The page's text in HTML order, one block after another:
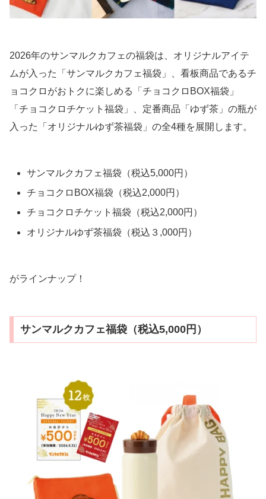
2026年のサンマルクカフェの福袋は、オリジナルアイテ
ムが入った「サンマルクカフェ福袋」、看板商品であるチ
ョコクロがおトクに楽しめる「チョコクロBOX福袋」
「チョコクロチケット福袋」、定番商品「ゆず茶」の瓶が
入った「オリジナルゆず茶福袋」の全4種を展開します。
サンマルクカフェ福袋（税込5,000円）
チョコクロBOX福袋（税込2,000円）
チョコクロチケット福袋（税込2,000円）
オリジナルゆず茶福袋（税込３,000円）
がラインナップ！
サンマルクカフェ福袋（税込5,000円）